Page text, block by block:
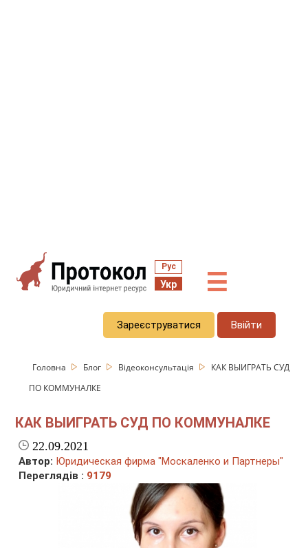
Рус
Укр ☰
Зареєструватися Ввійти
Головна Блог Відеоконсультація
КАК ВЫИГРАТЬ СУД
ПО КОММУНАЛКЕ
КАК ВЫИГРАТЬ СУД ПО КОММУНАЛКЕ
22.09.2021
Автор: Юридическая фирма "Москаленко и Партнеры"
Переглядів : 9179